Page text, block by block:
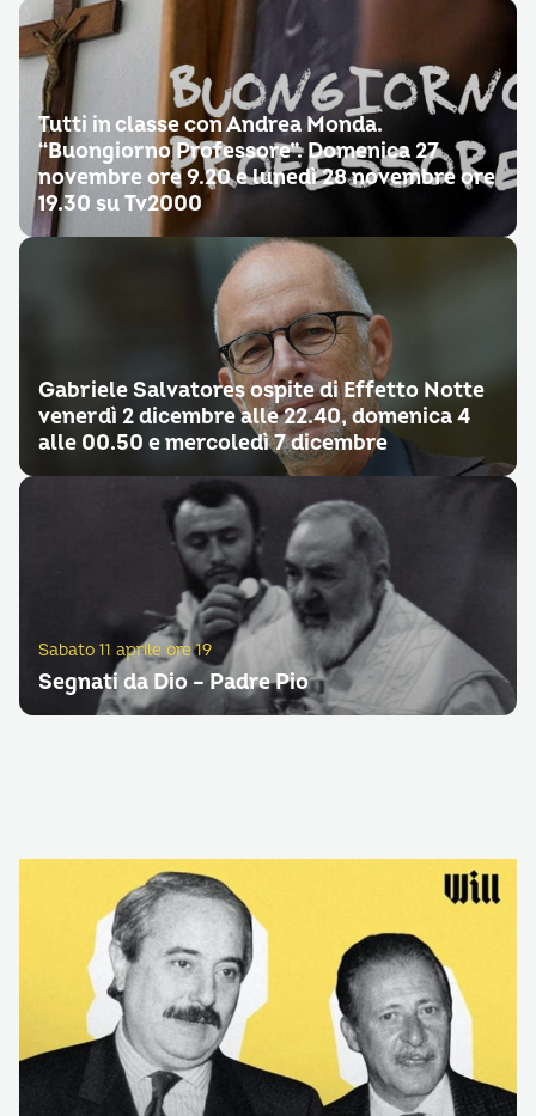
Tutti in classe con Andrea Monda.
“Buongiorno Professore”. Domenica 27
novembre ore 9.20 e lunedì 28 novembre ore
19.30 su Tv2000
Gabriele Salvatores ospite di Effetto Notte
venerdì 2 dicembre alle 22.40, domenica 4
alle 00.50 e mercoledì 7 dicembre
Sabato 11 aprile ore 19
Segnati da Dio – Padre Pio